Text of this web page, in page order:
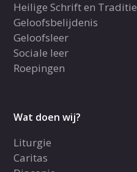
Heilige Schrift en Traditie
Geloofsbelijdenis
Geloofsleer
Sociale leer
Roepingen
Wat doen wij?
Liturgie
Caritas